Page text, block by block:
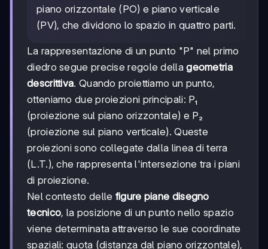
piano orizzontale (PO) e piano verticale
(PV), che dividono lo spazio in quattro parti.
La rappresentazione di un punto "P" nel primo
diedro segue precise regole dellageometria
descrittiva. Quando proiettiamo un punto,
otteniamo due proiezioni principali: P₁
(proiezione sul piano orizzontale) e P₂
(proiezione sul piano verticale). Queste
proiezioni sono collegate dalla linea di terra
(L.T.), che rappresenta l'intersezione tra i piani
di proiezione.
Nel contesto delle figure piane disegno
tecnico, la posizione di un punto nello spazio
viene determinata attraverso le sue coordinate
spaziali: quota (distanza dal piano orizzontale),